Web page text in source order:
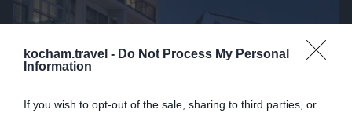
kocham.travel - Do Not Process My Personal
Information
If you wish to opt-out of the sale, sharing to third parties, or
możesz w pełni docenić urok Sucre
odkrywać.